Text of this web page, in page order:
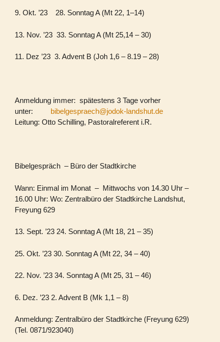
9. Okt. ’23 28. Sonntag A (Mt 22, 1–14)
13. Nov. ’23 33. Sonntag A (Mt 25,14 – 30)
11. Dez ’23 3. Advent B (Joh 1,6 – 8.19 – 28)
Anmeldung immer: spätestens 3 Tage vorher
unter: bibelgespraech@jodok-landshut.de
Leitung: Otto Schilling, Pastoralreferent i.R.
Bibelgespräch – Büro der Stadtkirche
Wann: Einmal im Monat – Mittwochs von 14.30 Uhr –
16.00 Uhr: Wo: Zentralbüro der Stadtkirche Landshut,
Freyung 629
13. Sept. ’23 24. Sonntag A (Mt 18, 21 – 35)
25. Okt. ’23 30. Sonntag A (Mt 22, 34 – 40)
22. Nov. ’23 34. Sonntag A (Mt 25, 31 – 46)
6. Dez. ’23 2. Advent B (Mk 1,1 – 8)
Anmeldung: Zentralbüro der Stadtkirche (Freyung 629)
(Tel. 0871/923040)